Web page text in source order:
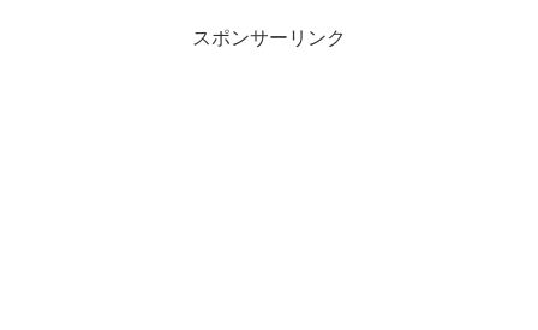
スポンサーリンク